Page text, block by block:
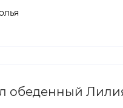
обеденный